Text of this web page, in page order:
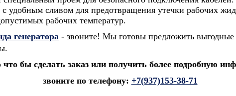
удобным сливом для предотвращения утечки рабочих
рабочих температур.
генератора - звоните! Мы готовы предложить выгодные
что бы сделать заказ или получить более подробную
звоните по телефону: +7(937)153-38-71